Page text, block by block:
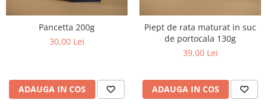
Pancetta 200g
30,00 Lei
ADAUGA IN COS
Piept de rata maturat in suc
de portocala 130g
39,00 Lei
ADAUGA IN COS